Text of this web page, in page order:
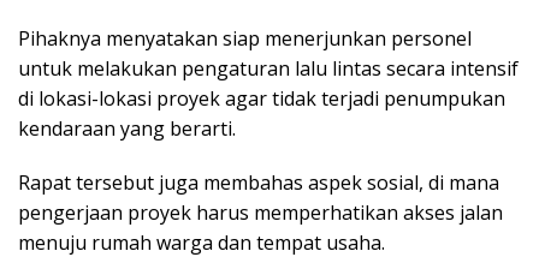
Pihaknya menyatakan siap menerjunkan personel
untuk melakukan pengaturan lalu lintas secara intensif
di lokasi-lokasi proyek agar tidak terjadi penumpukan
kendaraan yang berarti.
Rapat tersebut juga membahas aspek sosial, di mana
pengerjaan proyek harus memperhatikan akses jalan
menuju rumah warga dan tempat usaha.